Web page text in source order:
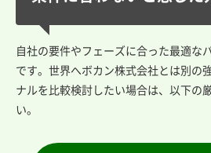
自社の要件やフェーズに合った最適な
です。世界へボカン株式会社とは別の
ナルを比較検討したい場合は、以下の
い。